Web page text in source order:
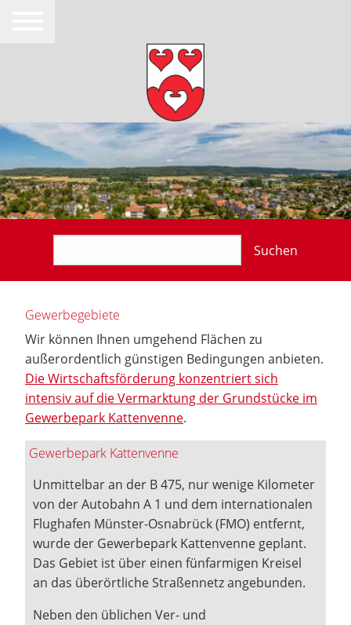
Suchen
Gewerbegebiete
Wir können Ihnen umgehend Flächen zu
außerordentlich günstigen Bedingungen anbieten.
Die Wirtschaftsförderung konzentriert sich
intensiv auf die Vermarktung der Grundstücke im
Gewerbepark Kattenvenne.
Gewerbepark Kattenvenne
Unmittelbar an der B 475, nur wenige Kilometer
von der Autobahn A 1 und dem internationalen
Flughafen Münster-Osnabrück (FMO) entfernt,
wurde der Gewerbepark Kattenvenne geplant.
Das Gebiet ist über einen fünfarmigen Kreisel
an das überörtliche Straßennetz angebunden.
Neben den üblichen Ver- und